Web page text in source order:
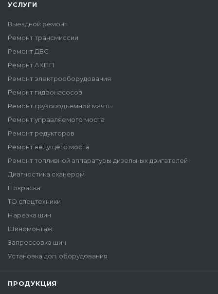
УСЛУГИ
Выездной ремонт
Ремонт трансмиссии
Ремонт ДВС
Ремонт АКПП
Ремонт электрооборудования
Ремонт гидронасосов
Ремонт грузоподъемной мачты
Ремонт управляемого моста
Ремонт редукторов
Ремонт ведущего моста
Ремонт топливной аппаратуры дизельных двигателей
Диагностика сканером
Покраска
ТО спецтехники
Нарезка шин
Шиномонтаж
Запрессовка шин
Установка доп. оборудования
ПРОДУКЦИЯ